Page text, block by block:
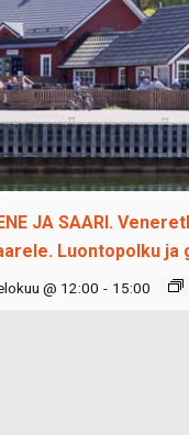
JA SAARI.
Luontopolku ja
@ 12:00 - 15:00